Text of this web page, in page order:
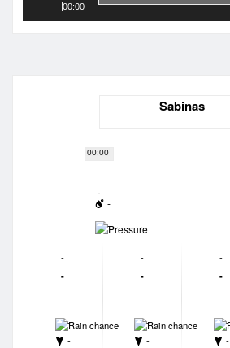
00:00
00:00
Sabinas
-
-
-
-
-
-
-
-
-
-
-
-
-
-